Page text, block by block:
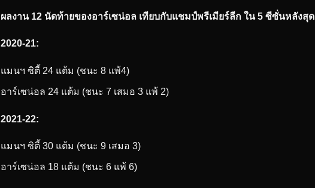
ผลงาน 12 นัดท้ายของอาร์เซน่อล เทียบกับแชมป์พรีเมียร์ลีก ใน 5 ซีซั่นหลังสุด
2020-21:
แมนฯ ซิตี้ 24 แต้ม (ชนะ 8 แพ้4)
อาร์เซน่อล 24 แต้ม (ชนะ 7 เสมอ 3 แพ้ 2)
2021-22:
แมนฯ ซิตี้ 30 แต้ม (ชนะ 9 เสมอ 3)
อาร์เซน่อล 18 แต้ม (ชนะ 6 แพ้ 6)